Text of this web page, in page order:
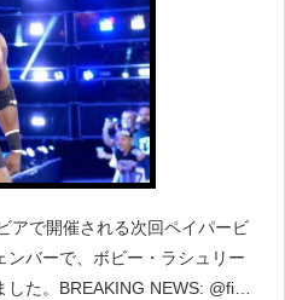
アで開催される次回ペイパービ
ンバーで、ボビー・ラシュリー
た。BREAKING NEWS: @figh